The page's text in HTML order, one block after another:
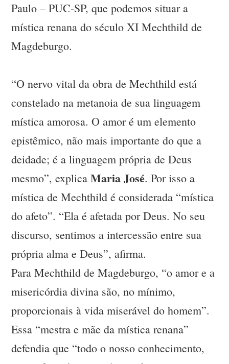
Paulo – PUC-SP, que podemos situar a
mística renana do século XI Mechthild de
Magdeburgo.
“O nervo vital da obra de Mechthild está
constelado na metanoia de sua linguagem
mística amorosa. O amor é um elemento
epistêmico, não mais importante do que a
deidade; é a linguagem própria de Deus
mesmo”, explicaMaria José. Por isso a
mística de Mechthild é considerada “mística
do afeto”. “Ela é afetada por Deus. No seu
discurso, sentimos a intercessão entre sua
própria alma e Deus”, afirma.
Para Mechthild de Magdeburgo, “o amor e a
misericórdia divina são, no mínimo,
proporcionais à vida miserável do homem”.
Essa “mestra e mãe da mística renana”
defendia que “todo o nosso conhecimento,